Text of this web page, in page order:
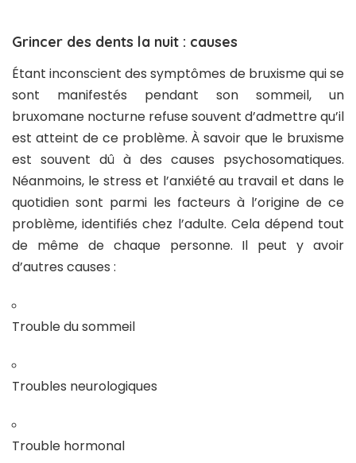
Grincer des dents la nuit : causes
Étant inconscient des symptômes de bruxisme qui se
sont manifestés pendant son sommeil, un
bruxomane nocturne refuse souvent d’admettre qu’il
est atteint de ce problème. À savoir que le bruxisme
est souvent dû à des causes psychosomatiques.
Néanmoins, le stress et l’anxiété au travail et dans le
quotidien sont parmi les facteurs à l’origine de ce
problème, identifiés chez l’adulte. Cela dépend tout
de même de chaque personne. Il peut y avoir
d’autres causes :
Trouble du sommeil
Troubles neurologiques
Trouble hormonal